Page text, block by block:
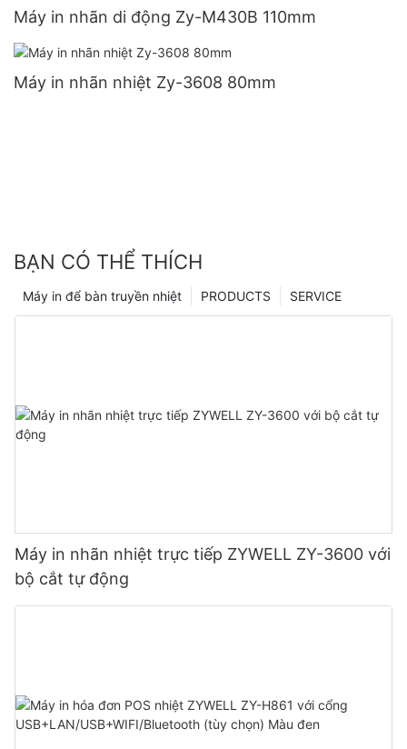
Máy in nhãn di động Zy-M430B 110mm
Máy in nhãn nhiệt Zy-3608 80mm
BẠN CÓ THỂ THÍCH
SERVICE
PRODUCTS
Máy in để bàn truyền nhiệt
Máy in nhãn nhiệt trực tiếp ZYWELL ZY-3600 với
bộ cắt tự động